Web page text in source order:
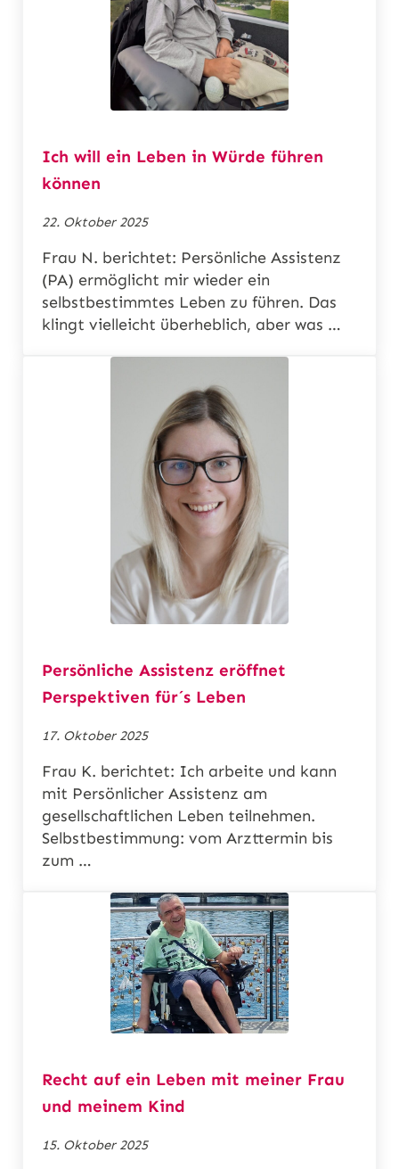
Ich will ein Leben in Würde führen
können
22. Oktober 2025
Frau N. berichtet: Persönliche Assistenz
(PA) ermöglicht mir wieder ein
selbstbestimmtes Leben zu führen. Das
klingt vielleicht überheblich, aber was …
Persönliche Assistenz eröffnet
Perspektiven für´s Leben
17. Oktober 2025
Frau K. berichtet: Ich arbeite und kann
mit Persönlicher Assistenz am
gesellschaftlichen Leben teilnehmen.
Selbstbestimmung: vom Arzttermin bis
zum …
Recht auf ein Leben mit meiner Frau
und meinem Kind
15. Oktober 2025